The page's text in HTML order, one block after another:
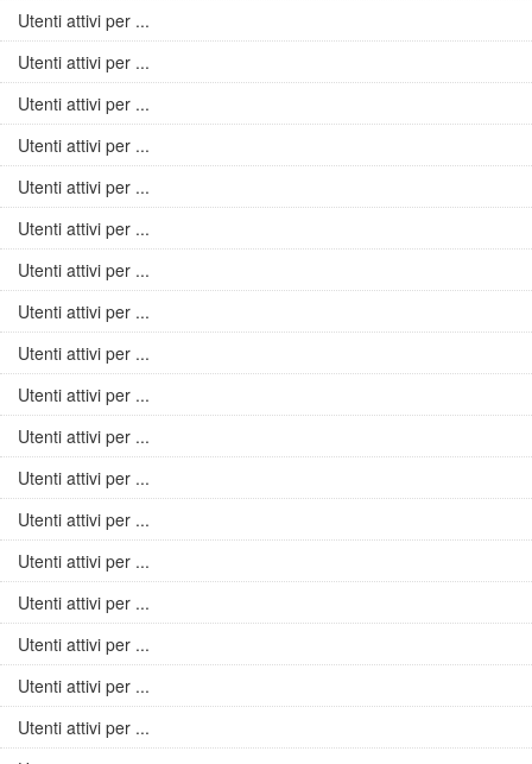
Utenti attivi per ...
Utenti attivi per ...
Utenti attivi per ...
Utenti attivi per ...
Utenti attivi per ...
Utenti attivi per ...
Utenti attivi per ...
Utenti attivi per ...
Utenti attivi per ...
Utenti attivi per ...
Utenti attivi per ...
Utenti attivi per ...
Utenti attivi per ...
Utenti attivi per ...
Utenti attivi per ...
Utenti attivi per ...
Utenti attivi per ...
Utenti attivi per ...